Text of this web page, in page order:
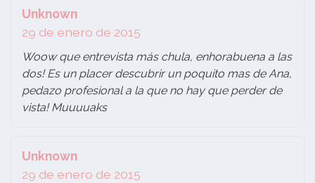
Unknown
29 de enero de 2015
Woow que entrevista más chula, enhorabuena a las
dos! Es un placer descubrir un poquito mas de Ana,
pedazo profesional a la que no hay que perder de
vista! Muuuuaks
Unknown
29 de enero de 2015